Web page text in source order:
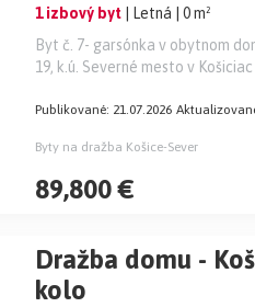
1 izbový byt | Letná
| 0 m²
Byt č. 7- garsónka v obytnom
19, k.ú. Severné mesto v Košiciac
Publikované: 21.07.2026
Byty na dražba Košice-Sever
89,800 €
Dražba domu -
kolo